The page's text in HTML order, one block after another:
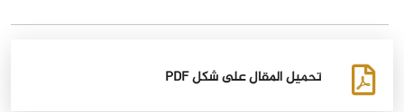
تحميل المقال على شكل PDF